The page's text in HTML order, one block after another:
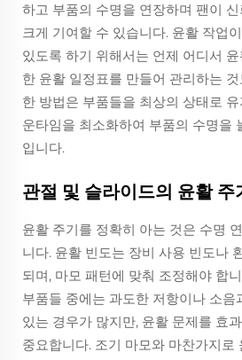
하고 부품의 수명을 연장하며 팬이
크게 기여할 수 있습니다. 윤활 작업
있도록 하기 위해서는 언제 어디서
한 윤활 일정표를 만들어 관리하는
한 방법은 부품들을 최상의 상태로
운타임을 최소화하여 부품의 수명을
입니다.
관절 및 슬라이드의 윤활 주
윤활 주기를 정확히 아는 것은 수명
니다. 윤활 빈도는 장비 사용 빈도나
되며, 마모 패턴에 맞춰 조정해야 합
부품들 중에는 과도한 저항이나 소음
있는 경우가 많지만, 윤활 문제를 효
중요합니다. 조기 마모와 마찬가지로